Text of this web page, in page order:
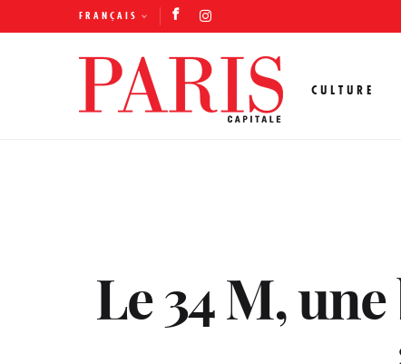
FRANÇAIS
CULTURE
Le 34 M,